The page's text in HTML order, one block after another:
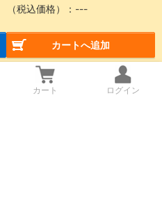
（税込価格）： ---
カートへ追加
カート ログイン